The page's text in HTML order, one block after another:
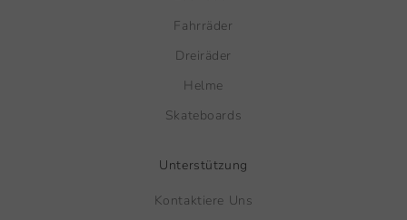
Fahrräder
Dreiräder
Helme
Skateboards
Unterstützung
Kontaktiere Uns